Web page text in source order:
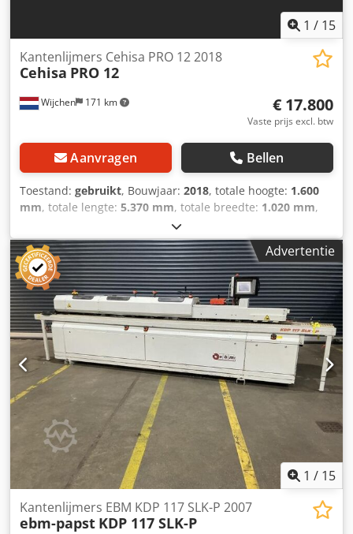
1 / 15
Wijchen 171 km
Kantenlijmers Cehisa PRO 12 2018
Cehisa PRO 12
€ 17.800
Vaste prijs excl. btw
Aanvragen Bellen
Toestand: gebruikt, Bouwjaar: 2018, totale hoogte: 1.600
mm, totale lengte: 5.370 mm, totale breedte: 1.020 mm,
Kleur: Grijs - Bouwjaar: 2018 - Documentatie aanwezig:
Nee - CE markering aanwezig: Ja - CE certificaat aanwezig:
Nee - Serienummer: 18421 - Transportafmetingen:
5370mm x 1020mm x 1600mm (l x b x h) - Transportcolli
[st.]: 1 Financiële informatie Dedpfxjxyy Rys Amnekr BTW:
De getoonde prijs is exclusief BTW BTW/marge: BTW
verrekenbaar voor ondernemers Levering en inruil altijd
mogelijk van alles in de industriële sectoren Yorick Diebels
Advertentie
1 / 15
Kantenlijmers EBM KDP 117 SLK-P 2007
ebm-papst KDP 117 SLK-P